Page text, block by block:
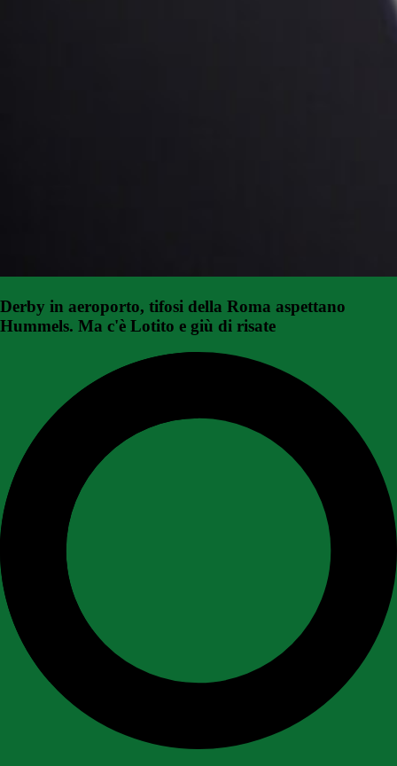
Derby in aeroporto, tifosi della Roma aspettano
Hummels. Ma c'è Lotito e giù di risate